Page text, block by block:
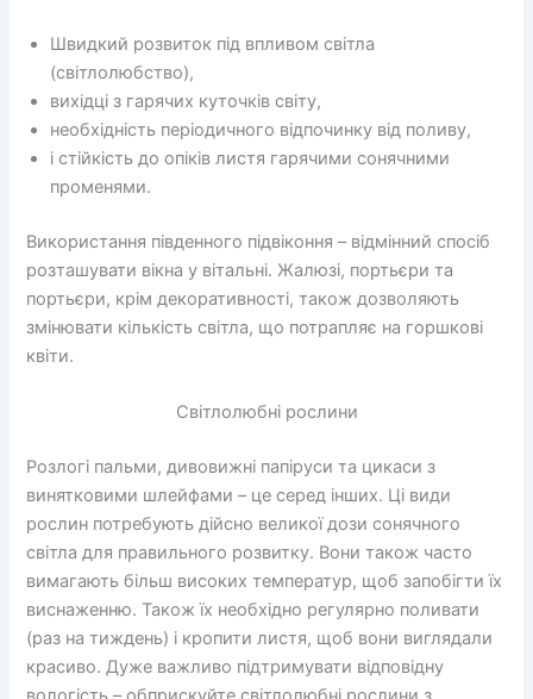
Швидкий розвиток під впливом світла
(світлолюбство),
вихідці з гарячих куточків світу,
необхідність періодичного відпочинку від поливу,
і стійкість до опіків листя гарячими сонячними
променями.
Використання південного підвіконня – відмінний спосіб
розташувати вікна у вітальні. Жалюзі, портьєри та
портьєри, крім декоративності, також дозволяють
змінювати кількість світла, що потрапляє на горшкові
квіти.
Світлолюбні рослини
Розлогі пальми, дивовижні папіруси та цикаси з
винятковими шлейфами – це серед інших. Ці види
рослин потребують дійсно великої дози сонячного
світла для правильного розвитку. Вони також часто
вимагають більш високих температур, щоб запобігти їх
виснаженню. Також їх необхідно регулярно поливати
(раз на тиждень) і кропити листя, щоб вони виглядали
красиво. Дуже важливо підтримувати відповідну